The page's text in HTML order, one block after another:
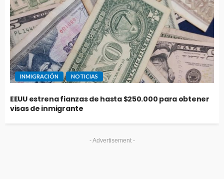
INMIGRACIÓN NOTICIAS
EEUU estrena fianzas de hasta $250.000 para obtener
visas de inmigrante
- Advertisement -